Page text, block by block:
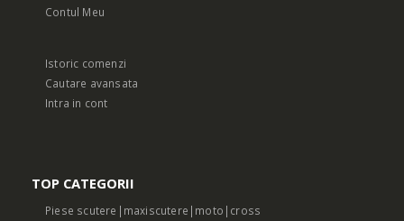
Contul Meu
Istoric comenzi
Cautare avansata
Intra in cont
TOP CATEGORII
Piese scutere|maxiscutere|moto|cross